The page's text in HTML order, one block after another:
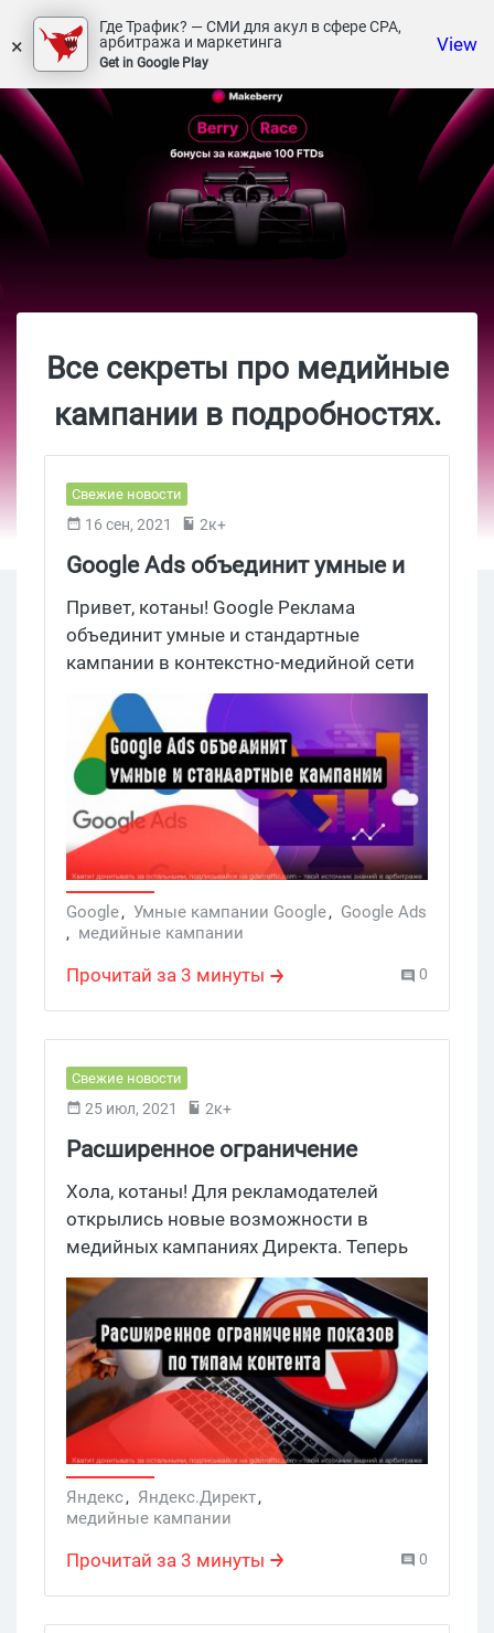
×
Где Трафик? — СМИ для акул в сфере СРА,
арбитража и маркетинга
Get in Google Play
View
Все секреты про медийные
кампании в подробностях.
Свежие новости
16 сен, 2021 2к+
Google Ads объединит умные и
стандартные кампании в одну
Привет, котаны! Google Реклама
объединит умные и стандартные
кампании в контекстно-медийной сети
в рамках одной единой.
Google, Умные кампании Google, Google Ads
, медийные кампании
Прочитай за 3 минуты 0
Свежие новости
25 июл, 2021 2к+
Расширенное ограничение
показов по типам контента в
медийных кампаниях Директа
Хола, котаны! Для рекламодателей
открылись новые возможности в
медийных кампаниях Директа. Теперь
можно ограничивать количество
показов по видам контента. Благодаря
этому можно управлять той аудиторией,
которой реклама показывается.
Яндекс, Яндекс.Директ,
медийные кампании
Прочитай за 3 минуты 0